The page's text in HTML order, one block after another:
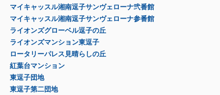
マイキャッスル湘南逗子サンヴェローナ弐番館
マイキャッスル湘南逗子サンヴェローナ参番館
ライオンズグローベル逗子の丘
ライオンズマンション東逗子
ロータリーパレス見晴らしの丘
紅葉台マンション
東逗子団地
東逗子第二団地